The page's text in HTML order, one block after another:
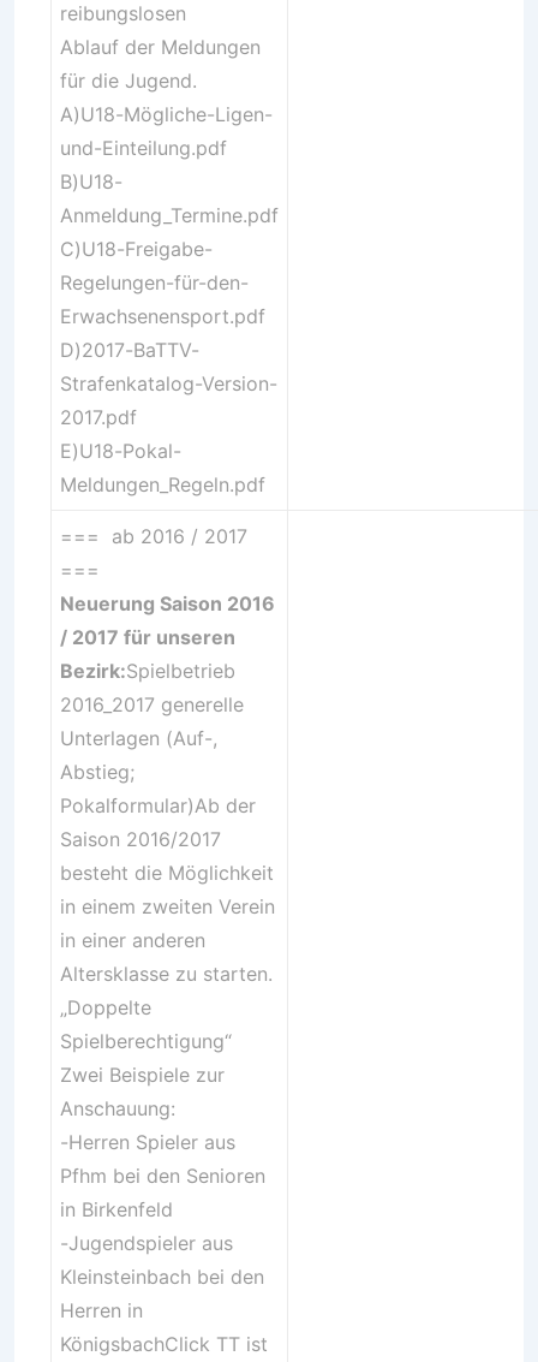
reibungslosen
Ablauf der Meldungen
für die Jugend.
A)U18-Mögliche-Ligen-
und-Einteilung.pdf
B)U18-
Anmeldung_Termine.pdf
C)U18-Freigabe-
Regelungen-für-den-
Erwachsenensport.pdf
D)2017-BaTTV-
Strafenkatalog-Version-
2017.pdf
E)U18-Pokal-
Meldungen_Regeln.pdf
=== ab 2016 / 2017
===
Neuerung Saison 2016
/ 2017 für unseren
Bezirk:Spielbetrieb
2016_2017 generelle
Unterlagen (Auf-,
Abstieg;
Pokalformular)Ab der
Saison 2016/2017
besteht die Möglichkeit
in einem zweiten Verein
in einer anderen
Altersklasse zu starten.
„Doppelte
Spielberechtigung“
Zwei Beispiele zur
Anschauung:
-Herren Spieler aus
Pfhm bei den Senioren
in Birkenfeld
-Jugendspieler aus
Kleinsteinbach bei den
Herren in
KönigsbachClick TT ist